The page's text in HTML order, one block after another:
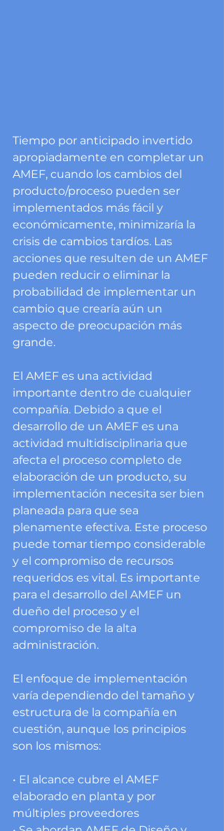
Tiempo por anticipado invertido
apropiadamente en completar un
AMEF, cuando los cambios del
producto/proceso pueden ser
implementados más fácil y
económicamente, minimizaría la
crisis de cambios tardíos. Las
acciones que resulten de un AMEF
pueden reducir o eliminar la
probabilidad de implementar un
cambio que crearía aún un
aspecto de preocupación más
grande.
El AMEF es una actividad
importante dentro de cualquier
compañía. Debido a que el
desarrollo de un AMEF es una
actividad multidisciplinaria que
afecta el proceso completo de
elaboración de un producto, su
implementación necesita ser bien
planeada para que sea
plenamente efectiva. Este proceso
puede tomar tiempo considerable
y el compromiso de recursos
requeridos es vital. Es importante
para el desarrollo del AMEF un
dueño del proceso y el
compromiso de la alta
administración.
El enfoque de implementación
varía dependiendo del tamaño y
estructura de la compañía en
cuestión, aunque los principios
son los mismos:
• El alcance cubre el AMEF
elaborado en planta y por
múltiples proveedores